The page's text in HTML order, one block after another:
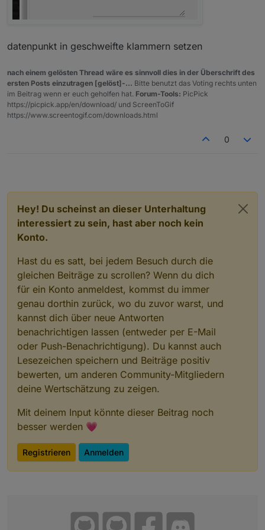
datenpunkt in geschweifte klammern setzen
nach einem gelösten Thread wäre es sinnvoll dies in der Überschrift des
ersten Posts einzutragen [gelöst]-... Bitte benutzt das Voting rechts unten
im Beitrag wenn er euch geholfen hat. Forum-Tools: PicPick
https://picpick.app/en/download/ und ScreenToGif
https://www.screentogif.com/downloads.html
0
Hey! Du scheinst an dieser Unterhaltung
interessiert zu sein, hast aber noch kein
Konto.
Hast du es satt, bei jedem Besuch durch die
gleichen Beiträge zu scrollen? Wenn du dich
für ein Konto anmeldest, kommst du immer
genau dorthin zurück, wo du zuvor warst, und
kannst dich über neue Antworten
benachrichtigen lassen (entweder per E-Mail
oder Push-Benachrichtigung). Du kannst auch
Lesezeichen speichern und Beiträge positiv
bewerten, um anderen Community-Mitgliedern
deine Wertschätzung zu zeigen.
Mit deinem Input könnte dieser Beitrag noch
besser werden 💗
Registrieren Anmelden